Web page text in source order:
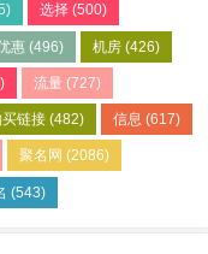
选择(500)
惠(496) 机房 (426)
流量(727)
买链接(482) 信息 (617)
聚名网 (2086)
(543)